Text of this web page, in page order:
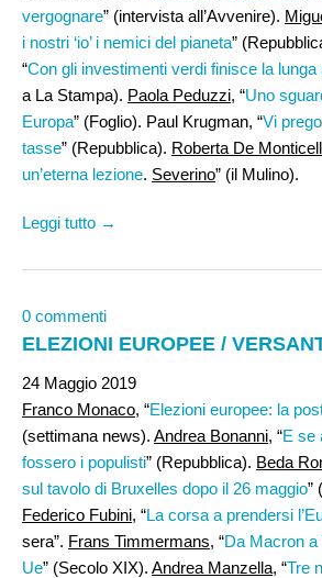
vergognare” (intervista all’Avvenire).
i nostri ‘io’ i nemici del pianeta”
“Con gli investimenti verdi finisce la lunga
a La Stampa). Paola Peduzzi, “Uno
Europa” (Foglio). Paul Krugman, “Vi
tasse” (Repubblica). Roberta De
un’eterna lezione. Severino” (il Mulino).
Leggi tutto →
0 commenti
ELEZIONI EUROPEE /
24 Maggio 2019
Franco Monaco, “Elezioni europee: la
(settimana news). Andrea Bonanni, “E se
fossero i populisti” (Repubblica). Beda
sul tavolo di Bruxelles dopo il 26 maggio”
Federico Fubini, “La corsa a prendersi
sera”. Frans Timmermans, “Da Macron a
Ue” (Secolo XIX). Andrea Manzella, “Tre